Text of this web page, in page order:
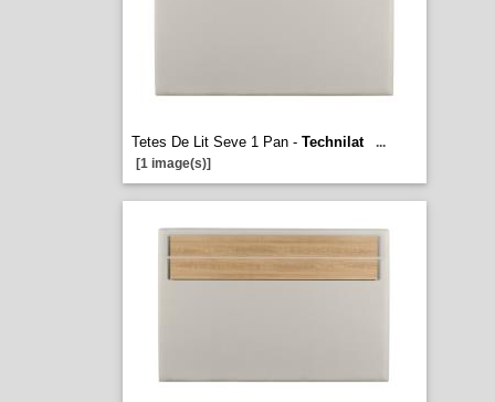
Tetes De Lit Seve 1 Pan - Technilat
...
[1 image(s)]